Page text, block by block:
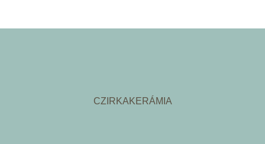
CZIRKAKERÁMIA